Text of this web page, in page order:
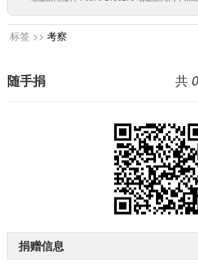
标签 >> 考察
共 0
随手捐
捐赠信息